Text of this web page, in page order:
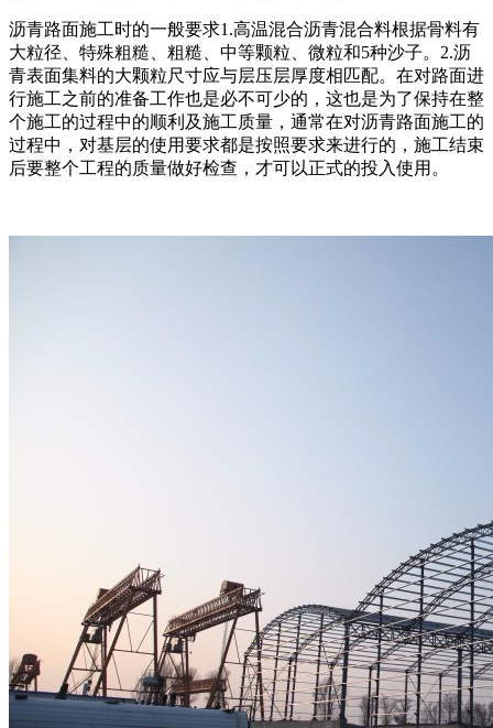
沥青路面施工时的一般要求1.高温混合沥青混合料根据骨料有
大粒径、特殊粗糙、粗糙、中等颗粒、微粒和5种沙子。2.沥
青表面集料的大颗粒尺寸应与层压层厚度相匹配。在对路面进
行施工之前的准备工作也是必不可少的，这也是为了保持在整
个施工的过程中的顺利及施工质量，通常在对沥青路面施工的
过程中，对基层的使用要求都是按照要求来进行的，施工结束
后要整个工程的质量做好检查，才可以正式的投入使用。